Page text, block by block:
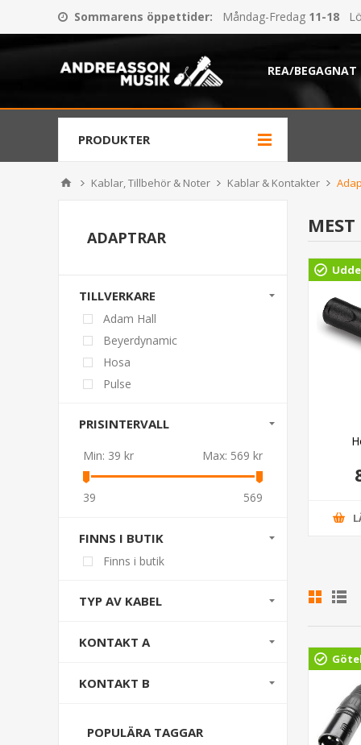
Sommarens öppettider: Måndag-Fredag 11-18
REA/BEGAGNAT
PRODUKTER
Kablar, Tillbehör & Noter Kablar & Kontakter
109,00 kr
ADAPTRAR
TILLVERKARE
Adam Hall
Beyerdynamic
Hosa
Pulse
PRISINTERVALL
Min: 39 kr Max: 569 kr
39 569
FINNS I BUTIK
Finns i butik
TYP AV KABEL
KONTAKT A
KONTAKT B
POPULÄRA TAGGAR